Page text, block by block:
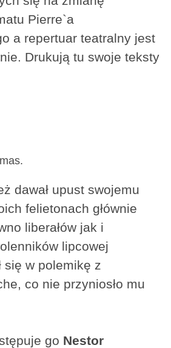
Pierre`a
a repertuar teatralny jest
Drukują tu swoje teksty
dawał upust swojemu
felietonach głównie
liberałów jak i
lipcowej
się w polemikę z
co nie przyniosło mu
go Nestor